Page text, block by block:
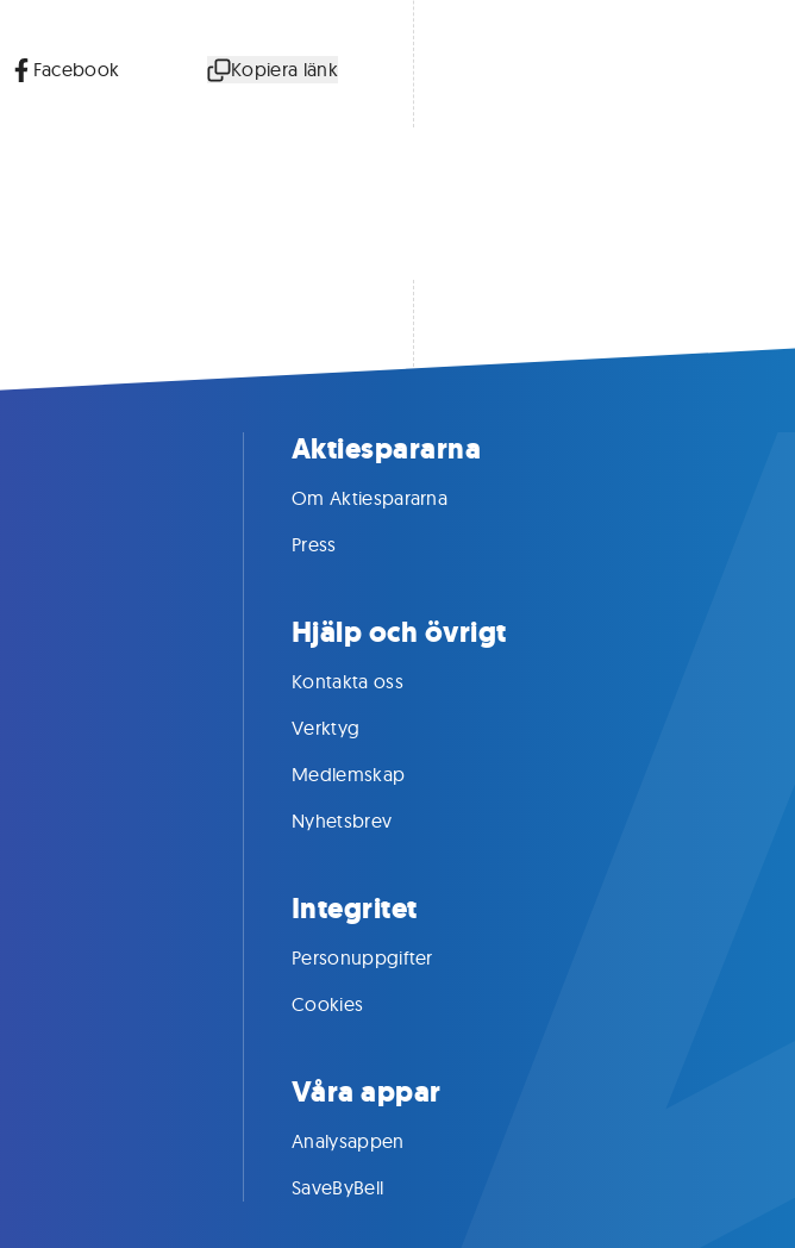
Facebook Kopiera länk
Aktiespararna
Om Aktiespararna
Press
Hjälp och övrigt
Kontakta oss
Verktyg
Medlemskap
Nyhetsbrev
Integritet
Personuppgifter
Cookies
Våra appar
Analysappen
SaveByBell